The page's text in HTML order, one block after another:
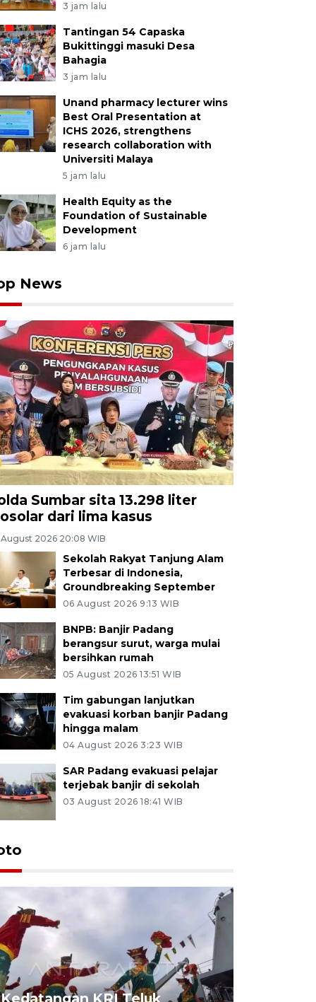
3 jam lalu
Tantingan 54 Capaska
Bukittinggi masuki Desa
Bahagia
3 jam lalu
Unand pharmacy lecturer wins
Best Oral Presentation at
ICHS 2026, strengthens
research collaboration with
Universiti Malaya
5 jam lalu
Health Equity as the
Foundation of Sustainable
Development
6 jam lalu
News
Sumbar sita 13.298 liter
dari lima kasus
2026 20:08 WIB
Sekolah Rakyat Tanjung Alam
Terbesar di Indonesia,
Groundbreaking September
06 August 2026 9:13 WIB
BNPB: Banjir Padang
berangsur surut, warga mulai
bersihkan rumah
05 August 2026 13:51 WIB
Tim gabungan lanjutkan
evakuasi korban banjir Padang
hingga malam
04 August 2026 3:23 WIB
SAR Padang evakuasi pelajar
terjebak banjir di sekolah
03 August 2026 18:41 WIB